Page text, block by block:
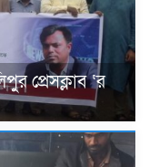
প্রেসক্লাব ‘র